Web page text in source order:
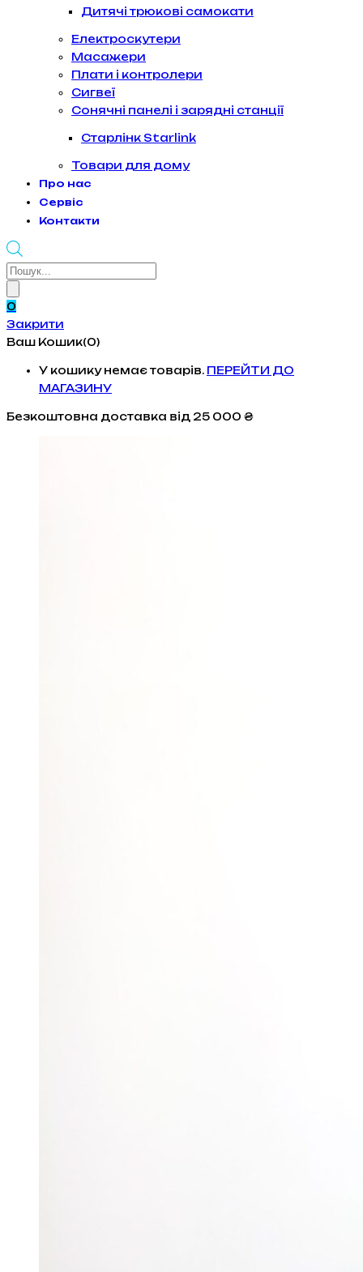
Дитячі трюкові самокати
Електроскутери
Масажери
Плати і контролери
Сигвеї
Сонячні панелі і зарядні станції
Старлінк Starlink
Товари для дому
Про нас
Сервіс
Контакти
Products
0
Закрити
Ваш Кошик(0)
У кошику немає товарів. ПЕРЕЙТИ ДО
МАГАЗИНУ
Безкоштовна доставка від 25 000 ₴